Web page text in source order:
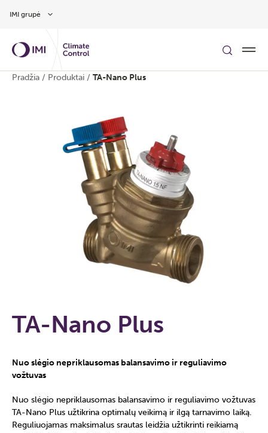
IMI grupė
Pradžia / Produktai / TA-Nano Plus
TA-Nano Plus
Nuo slėgio nepriklausomas balansavimo ir reguliavimo
vožtuvas
Nuo slėgio nepriklausomas balansavimo ir reguliavimo vožtuvas
TA-Nano Plus užtikrina optimalų veikimą ir ilgą tarnavimo laiką.
Reguliuojamas maksimalus srautas leidžia užtikrinti reikiamą